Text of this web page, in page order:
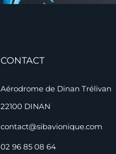
CONTACT
Aérodrome de Dinan Trélivan
22100 DINAN
contact@sibavionique.com
02 96 85 08 64